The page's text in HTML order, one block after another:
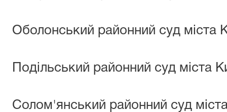
Оболонський районний суд міста
Подільський районний суд міста
Солом'янський районний суд